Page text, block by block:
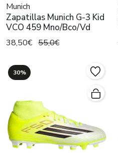
Munich
Zapatillas Munich G-3 Kid
VCO 459 Mno/Bco/Vd
38,50€ 55,0€
30%